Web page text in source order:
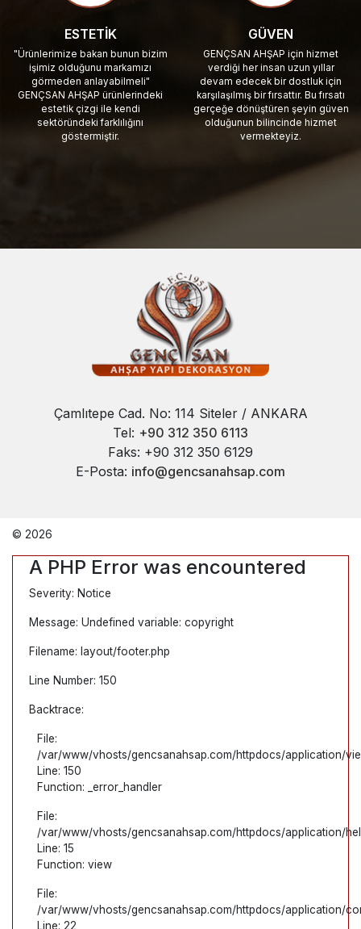
ESTETIK
"Ürünlerimize bakan bunun bizim
işimiz olduğunu markamızı
görmeden anlayabilmeli"
GENÇSAN AHŞAP ürünlerindeki
estetik çizgi ile kendi
sektöründeki farklılığını
göstermiştir.
GÜVEN
GENÇSAN AHŞAP için hizmet
verdiği her insan uzun yıllar
devam edecek bir dostluk için
karşılaşılmış bir fırsattır. Bu fırsatı
gerçeğe dönüştüren şeyin güven
olduğunun bilincinde hizmet
vermekteyiz.
Çamlıtepe Cad. No: 114 Siteler / ANKARA
Tel: +90 312 350 6113
Faks: +90 312 350 6129
E-Posta: info@gencsanahsap.com
© 2026
A PHP Error was encountered
Severity: Notice
Message: Undefined variable: copyright
Filename: layout/footer.php
Line Number: 150
Backtrace:
File:
/var/www/vhosts/gencsanahsap.com/httpdocs/application/
Line: 150
Function: _error_handler
File:
/var/www/vhosts/gencsanahsap.com/httpdocs/application/
Line: 15
Function: view
File:
/var/www/vhosts/gencsanahsap.com/httpdocs/application/
Line: 22